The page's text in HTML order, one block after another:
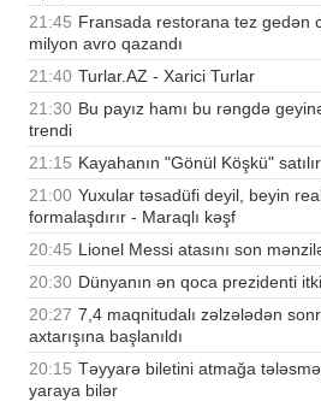
21:45 Fransada restorana tez gedən
milyon avro qazandı
21:40 Turlar.AZ - Xarici Turlar
21:30 Bu payız hamı bu rəngdə
trendi
21:15 Kayahanın "Gönül Köşkü"
21:00 Yuxular təsadüfi deyil, beyin
formalaşdırır - Maraqlı kəşf
20:45 Lionel Messi atasını son
20:30 Dünyanın ən qoca prezidenti
20:27 7,4 maqnitudalı zəlzələdən
axtarışına başlanıldı
20:15 Təyyarə biletini atmağa
yaraya bilər